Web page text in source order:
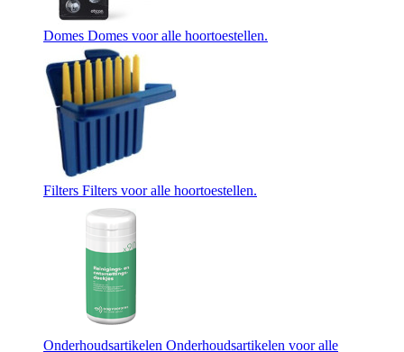
Domes Domes voor alle hoortoestellen.
Filters Filters voor alle hoortoestellen.
Onderhoudsartikelen Onderhoudsartikelen voor alle